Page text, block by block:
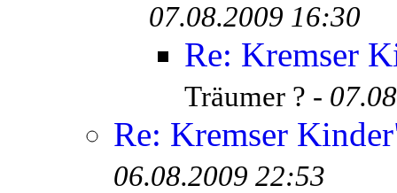
07.08.2009 16:30
Re: Kremser
Träumer ? -
Re: Kremser
06.08.2009 22:53